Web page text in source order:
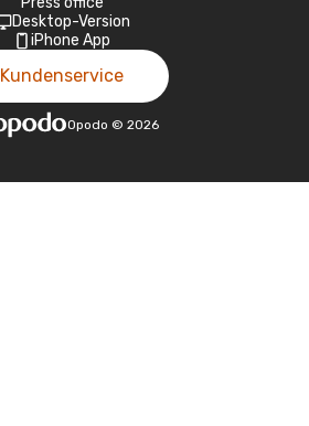
Desktop-Version
iPhone App
Kundenservice
Opodo © 2026